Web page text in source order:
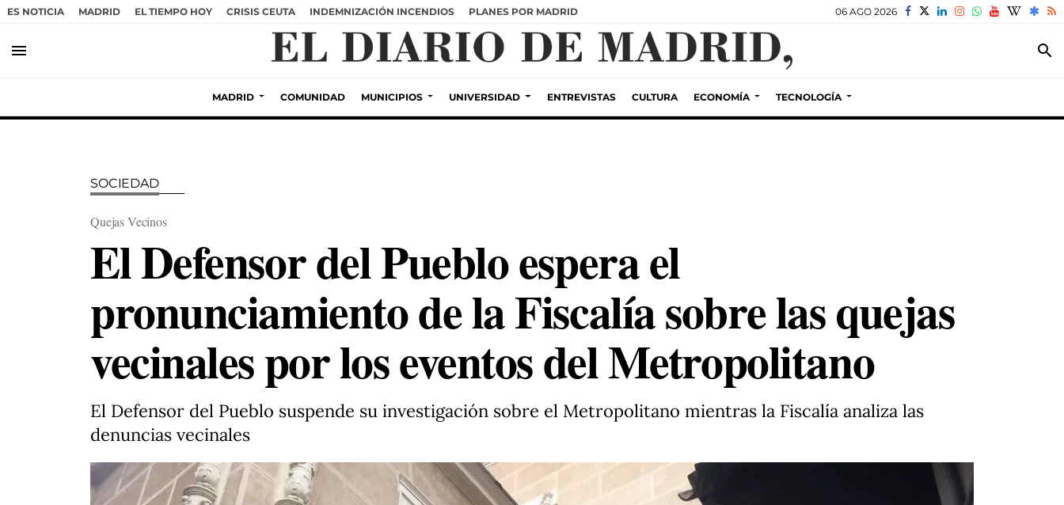
ES NOTICIA MADRID EL TIEMPO HOY CRISIS CEUTA INDEMNIZACIÓN INCENDIOS PLANES POR MADRID 06 AGO 2026
menu search
MADRID COMUNIDAD MUNICIPIOS UNIVERSIDAD ENTREVISTAS CULTURA ECONOMÍA TECNOLOGÍA
SOCIEDAD
Quejas Vecinos
El Defensor del Pueblo espera el
pronunciamiento de la Fiscalía sobre las quejas
vecinales por los eventos del Metropolitano
El Defensor del Pueblo suspende su investigación sobre el Metropolitano mientras la Fiscalía analiza las
denuncias vecinales